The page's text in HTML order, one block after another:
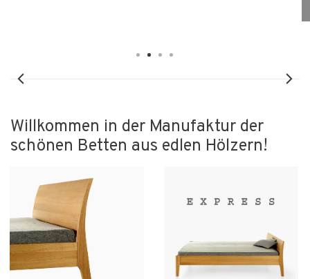
Willkommen in der Manufaktur der
schönen Betten aus edlen Hölzern!